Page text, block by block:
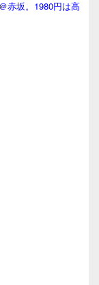
赤坂。1980円は高